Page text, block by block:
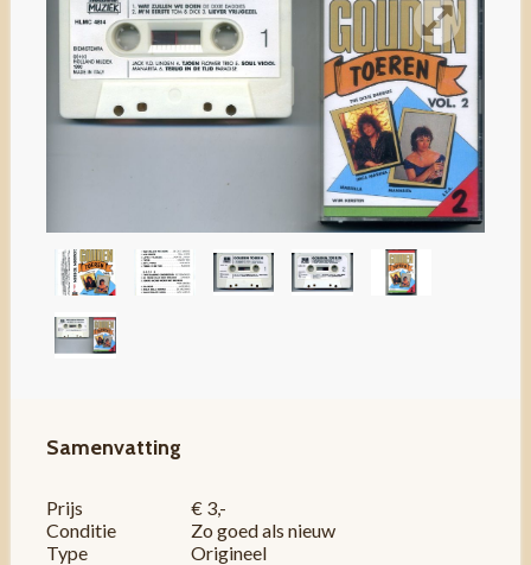
Samenvatting
Prijs
€ 3,-
Conditie
Zo goed als nieuw
Type
Origineel